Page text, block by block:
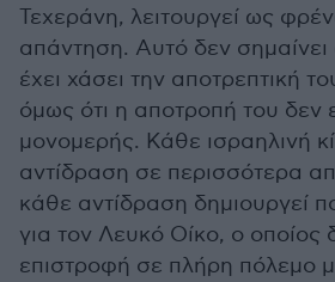
Τεχεράνη, λειτουργεί ως
απάντηση. Αυτό δεν σημαίνει
έχει χάσει την αποτρεπτική
όμως ότι η αποτροπή του δεν
μονομερής. Κάθε ισραηλινή
αντίδραση σε περισσότερα
κάθε αντίδραση δημιουργεί
για τον Λευκό Οίκο, ο οποίος
επιστροφή σε πλήρη πόλεμο